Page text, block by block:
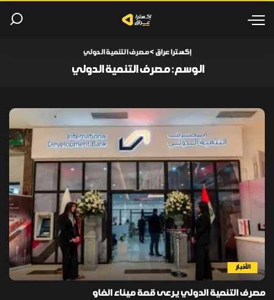
إكسترا عراق >مصرف التنمية الدولي
الوسم:مصرف التنمية الدولي
الأخبار
مصرف التنمية الدولي يرعى قمة ميناء الفاو